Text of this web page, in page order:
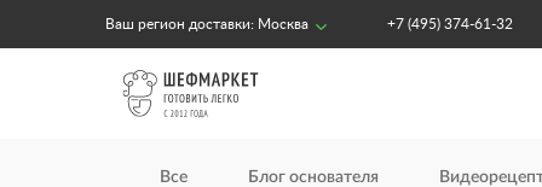
Ваш регион доставки: Москва +7 (495) 374-61-32
Все Блог основателя